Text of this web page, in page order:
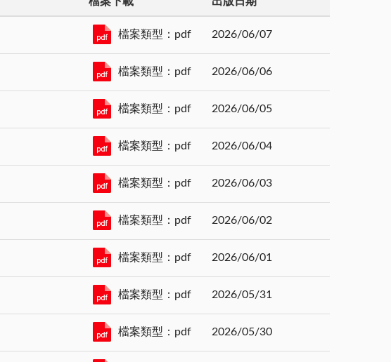
檔案類型：pdf 2026/06/07
檔案類型：pdf 2026/06/06
檔案類型：pdf 2026/06/05
檔案類型：pdf 2026/06/04
檔案類型：pdf 2026/06/03
檔案類型：pdf 2026/06/02
檔案類型：pdf 2026/06/01
檔案類型：pdf 2026/05/31
檔案類型：pdf 2026/05/30